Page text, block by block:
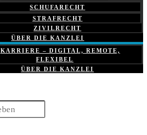
SCHUFARECHT
STRAFRECHT
ZIVILRECHT
ÜBER DIE KANZLEI
KARRIERE – DIGITAL, REMOTE,
FLEXIBEL
ÜBER DIE KANZLEI